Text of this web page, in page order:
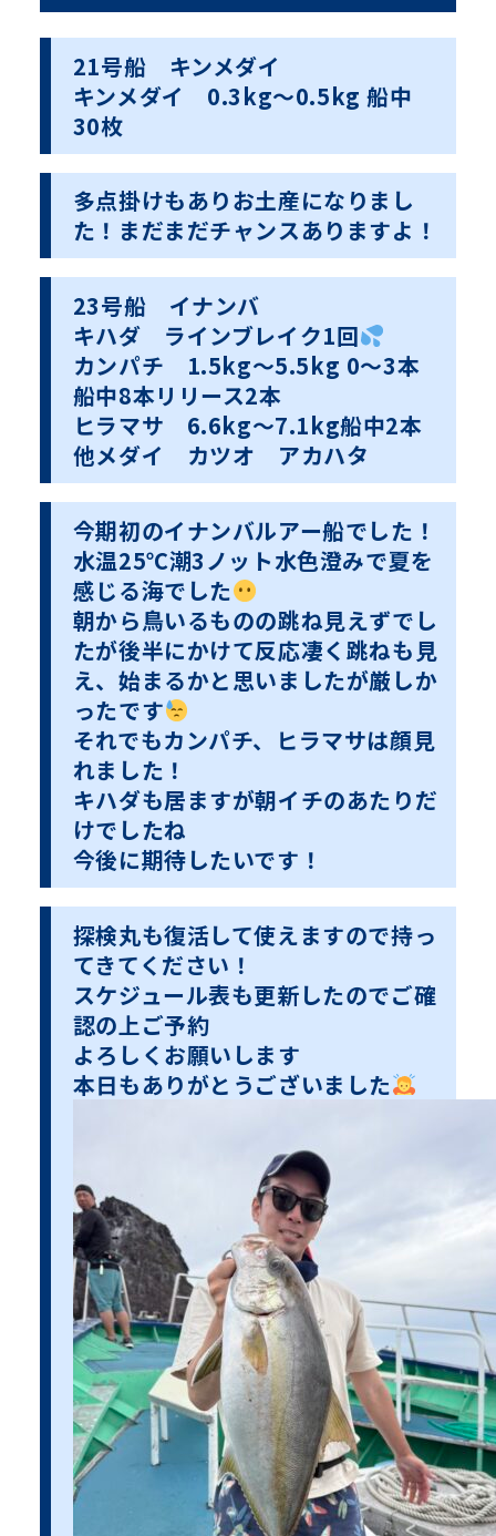
21号船 キンメダイ
キンメダイ 0.3kg〜0.5kg 船中
30枚
多点掛けもありお土産になりまし
た！まだまだチャンスありますよ！
23号船 イナンバ
キハダ ラインブレイク1回
カンパチ 1.5kg〜5.5kg 0〜3本
船中8本リリース2本
ヒラマサ 6.6kg〜7.1kg船中2本
他メダイ カツオ アカハタ
今期初のイナンバルアー船でした！
水温25℃潮3ノット水色澄みで夏を
感じる海でした
朝から鳥いるものの跳ね見えずでし
たが後半にかけて反応凄く跳ねも見
え、始まるかと思いましたが厳しか
ったです
それでもカンパチ、ヒラマサは顔見
れました！
キハダも居ますが朝イチのあたりだ
けでしたね
今後に期待したいです！
探検丸も復活して使えますので持っ
てきてください！
スケジュール表も更新したのでご確
認の上ご予約
よろしくお願いします
本日もありがとうございました